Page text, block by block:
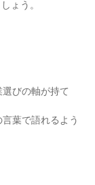
ょう。
びの軸が持て
葉で語れるよう